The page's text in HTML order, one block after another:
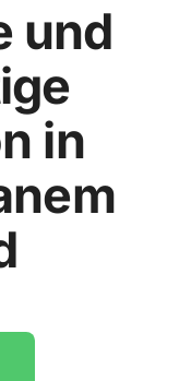
und
in